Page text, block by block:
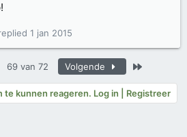
1 jan 2015
69 van 72 Volgende
te kunnen reageren. Log in | Registreer